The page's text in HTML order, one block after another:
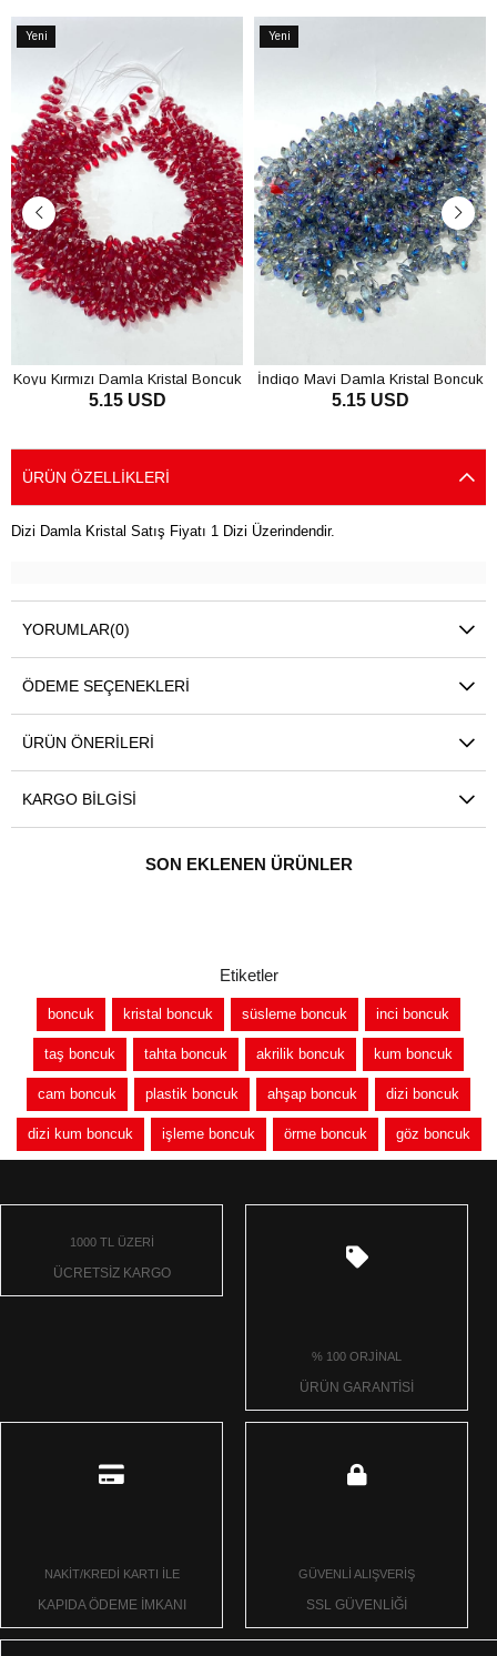
Yeni
Koyu Kırmızı Damla Kristal Boncuk
5.15 USD
Yeni
İndigo Mavi Damla Kristal Boncuk
5.15 USD
ÜRÜN ÖZELLIKLERI
Dizi Damla Kristal Satış Fiyatı 1 Dizi Üzerindendir.
YORUMLAR(0)
ÖDEME SEÇENEKLERI
ÜRÜN ÖNERILERI
KARGO BILGISI
SON EKLENEN ÜRÜNLER
Etiketler
boncuk kristal boncuk süsleme boncuk inci boncuk
taş boncuk tahta boncuk akrilik boncuk kum boncuk
cam boncuk plastik boncuk ahşap boncuk dizi boncuk
dizi kum boncuk işleme boncuk örme boncuk göz boncuk
1000 TL ÜZERİ
ÜCRETSİZ KARGO
% 100 ORJİNAL
ÜRÜN GARANTİSİ
NAKİT/KREDİ KARTI İLE
KAPIDA ÖDEME İMKANI
GÜVENLİ ALIŞVERİŞ
SSL GÜVENLİĞİ